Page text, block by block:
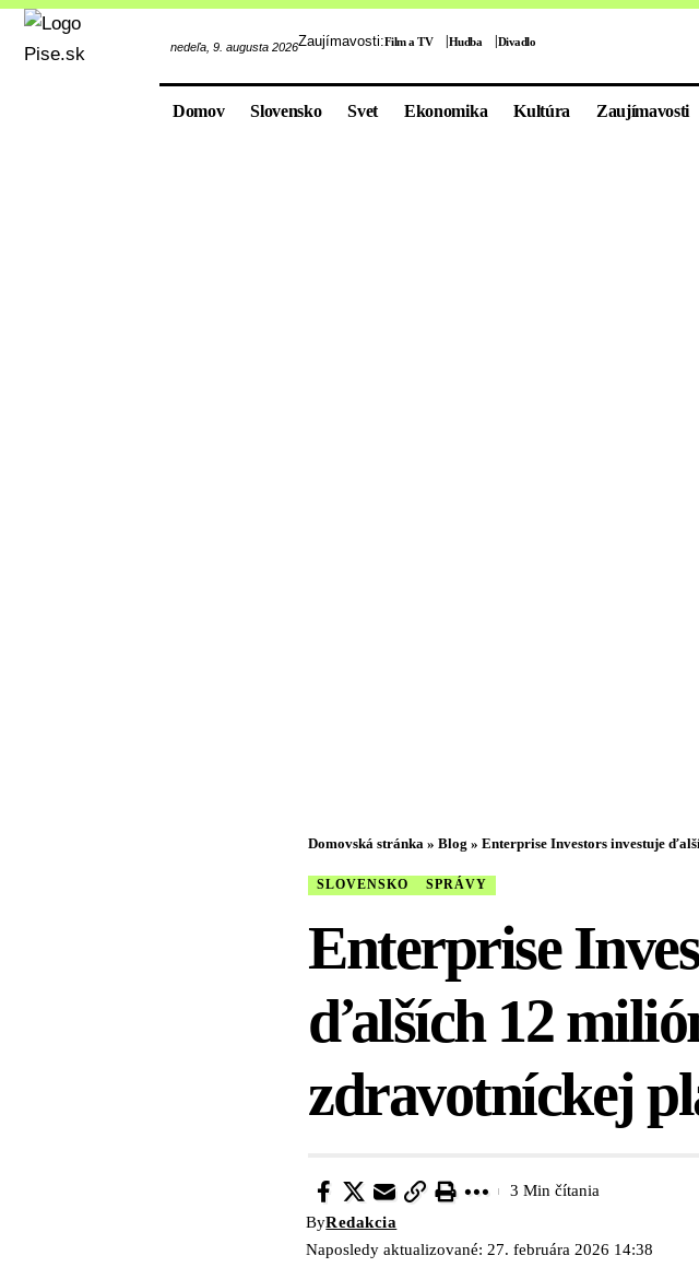
nedeľa, 9. augusta 2026Zaujímavosti:Film a TV Hudba Divadlo
Domov Slovensko Svet Ekonomika Kultúra Zaujímavosti
Domovská stránka » Blog » Enterprise Investors investuje
SLOVENSKO SPRÁVY
Enterprise
ďalších 12
zdravotníckej
Naposledy aktualizované: 27. februára 2026 14:38
ByRedakcia
3 Min čítania